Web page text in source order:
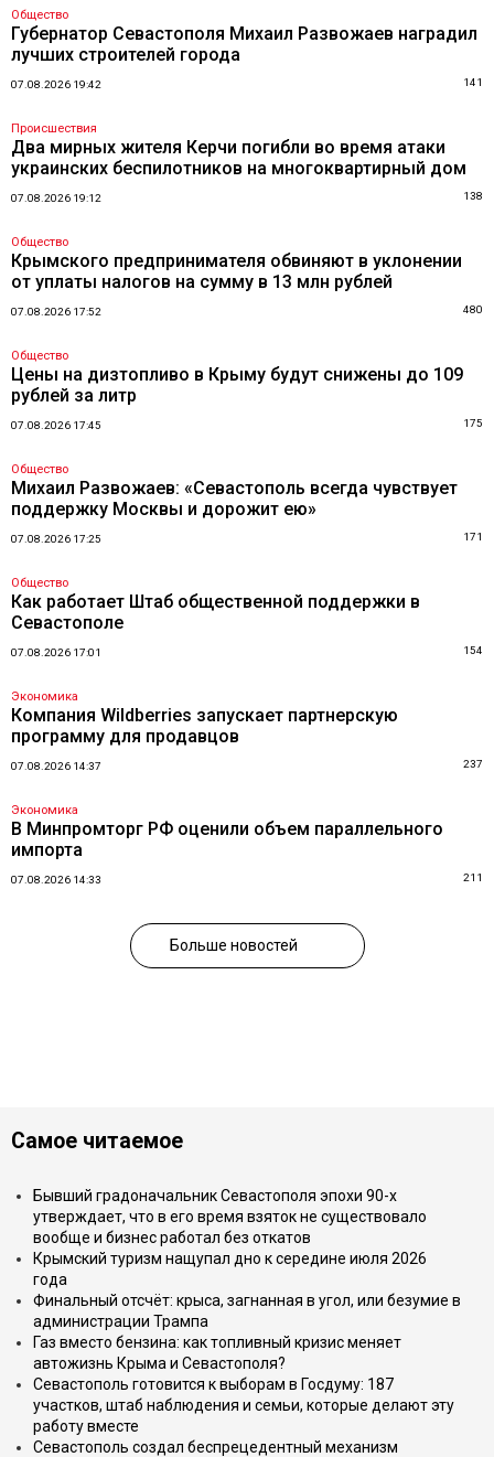
Общество
Губернатор Севастополя Михаил Развожаев наградил
лучших строителей города
07.08.2026 19:42 141
Происшествия
Два мирных жителя Керчи погибли во время атаки
украинских беспилотников на многоквартирный дом
07.08.2026 19:12 138
Общество
Крымского предпринимателя обвиняют в уклонении
от уплаты налогов на сумму в 13 млн рублей
07.08.2026 17:52 480
Общество
Цены на дизтопливо в Крыму будут снижены до 109
рублей за литр
07.08.2026 17:45 175
Общество
Михаил Развожаев: «Севастополь всегда чувствует
поддержку Москвы и дорожит ею»
07.08.2026 17:25 171
Общество
Как работает Штаб общественной поддержки в
Севастополе
07.08.2026 17:01 154
Экономика
Компания Wildberries запускает партнерскую
программу для продавцов
07.08.2026 14:37 237
Экономика
В Минпромторг РФ оценили объем параллельного
импорта
07.08.2026 14:33 211
Больше новостей
Самое читаемое
Бывший градоначальник Севастополя эпохи 90-х
утверждает, что в его время взяток не существовало
вообще и бизнес работал без откатов
Крымский туризм нащупал дно к середине июля 2026
года
Финальный отсчёт: крыса, загнанная в угол, или безумие в
администрации Трампа
Газ вместо бензина: как топливный кризис меняет
автожизнь Крыма и Севастополя?
Севастополь готовится к выборам в Госдуму: 187
участков, штаб наблюдения и семьи, которые делают эту
работу вместе
Севастополь создал беспрецедентный механизм